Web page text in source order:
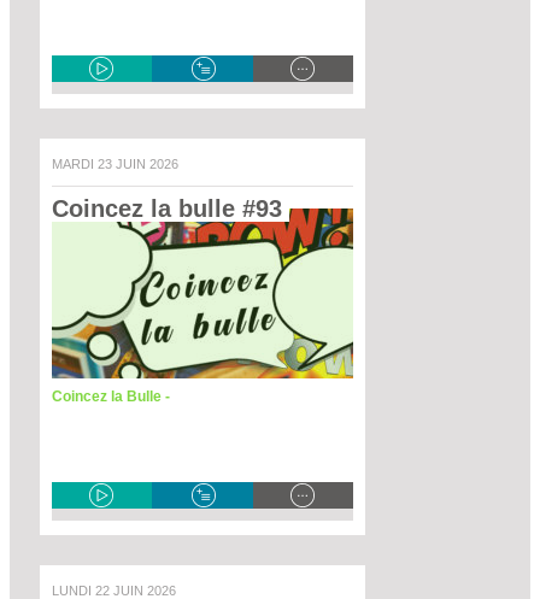
MARDI 23 JUIN 2026
Coincez la bulle #93
Coincez la Bulle -
LUNDI 22 JUIN 2026